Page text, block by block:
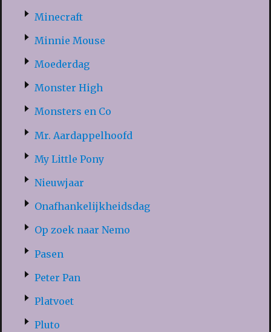
Minecraft
Minnie Mouse
Moederdag
Monster High
Monsters en Co
Mr. Aardappelhoofd
My Little Pony
Nieuwjaar
Onafhankelijkheidsdag
Op zoek naar Nemo
Pasen
Peter Pan
Platvoet
Pluto